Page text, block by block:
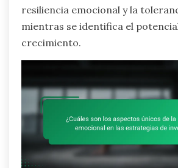
resiliencia emocional y la
mientras se identifica el
crecimiento.